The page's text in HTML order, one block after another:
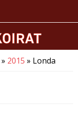
» 2015 » Londa